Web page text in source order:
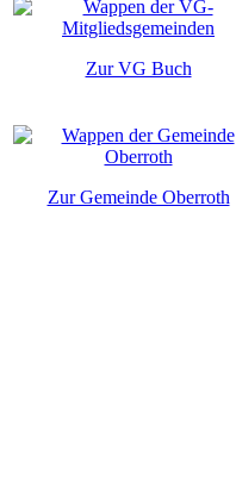
Zur VG Buch
Zur Gemeinde Oberroth